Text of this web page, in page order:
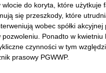
do koryta, które użytkuje
się przeszkody, które
wobec spółki
Ponadto w
czynności w tym
prasowy PGWWP.